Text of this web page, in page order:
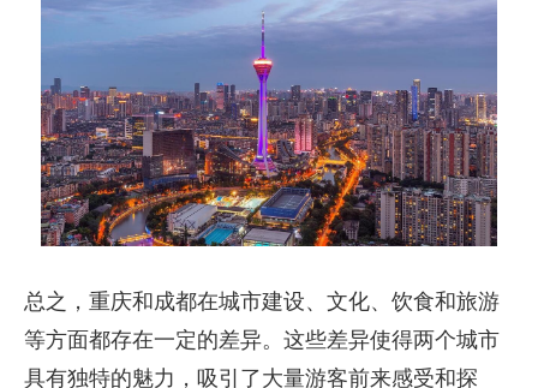
总之，重庆和成都在城市建设、文化、饮食和旅游
等方面都存在一定的差异。这些差异使得两个城市
具有独特的魅力，吸引了大量游客前来感受和探